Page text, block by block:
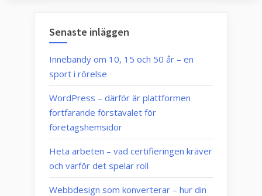
Senaste inläggen
Innebandy om 10, 15 och 50 år – en
sport i rörelse
WordPress – därför är plattformen
fortfarande förstavalet för
företagshemsidor
Heta arbeten – vad certifieringen kräver
och varför det spelar roll
Webbdesign som konverterar – hur din